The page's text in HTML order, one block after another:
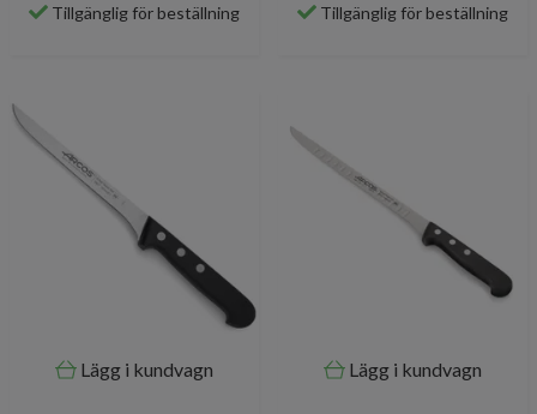
Tillgänglig för beställning Tillgänglig för beställning
Lägg i kundvagn Lägg i kundvagn